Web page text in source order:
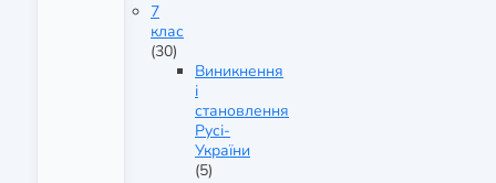
7
клас
(30)
Виникнення
і
становлення
Русі-
України
(5)